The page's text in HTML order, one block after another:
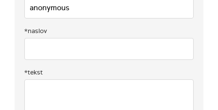
*naslov
*tekst